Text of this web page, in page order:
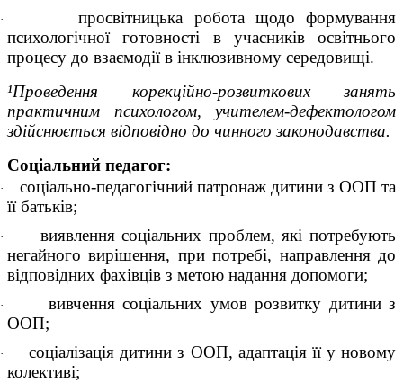
·
просвітницька робота щодо формування
психологічної готовності в учасників освітнього
процесу до взаємодії в інклюзивному середовищі.
¹Проведення корекційно-розвиткових занять
практичним психологом, учителем-дефектологом
здійснюється відповідно до чинного законодавства.
Соціальний педагог:
·
соціально-педагогічний патронаж дитини з ООП та
її батьків;
·
виявлення соціальних проблем, які потребують
негайного вирішення, при потребі, направлення до
відповідних фахівців з метою надання допомоги;
·
вивчення соціальних умов розвитку дитини з
ООП;
·
соціалізація дитини з ООП, адаптація її у новому
колективі;